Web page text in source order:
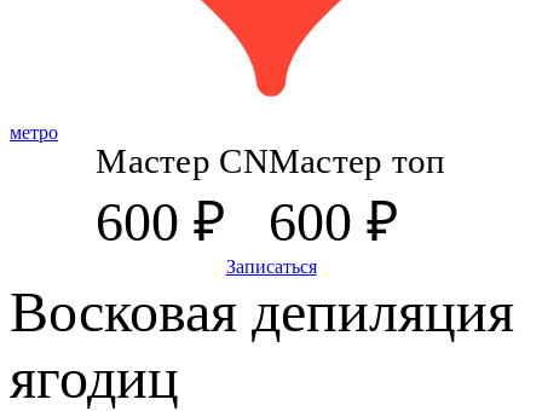
метро
Мастер CN
600 ₽
Мастер топ
600 ₽
Записаться
Восковая депиляция
ягодиц